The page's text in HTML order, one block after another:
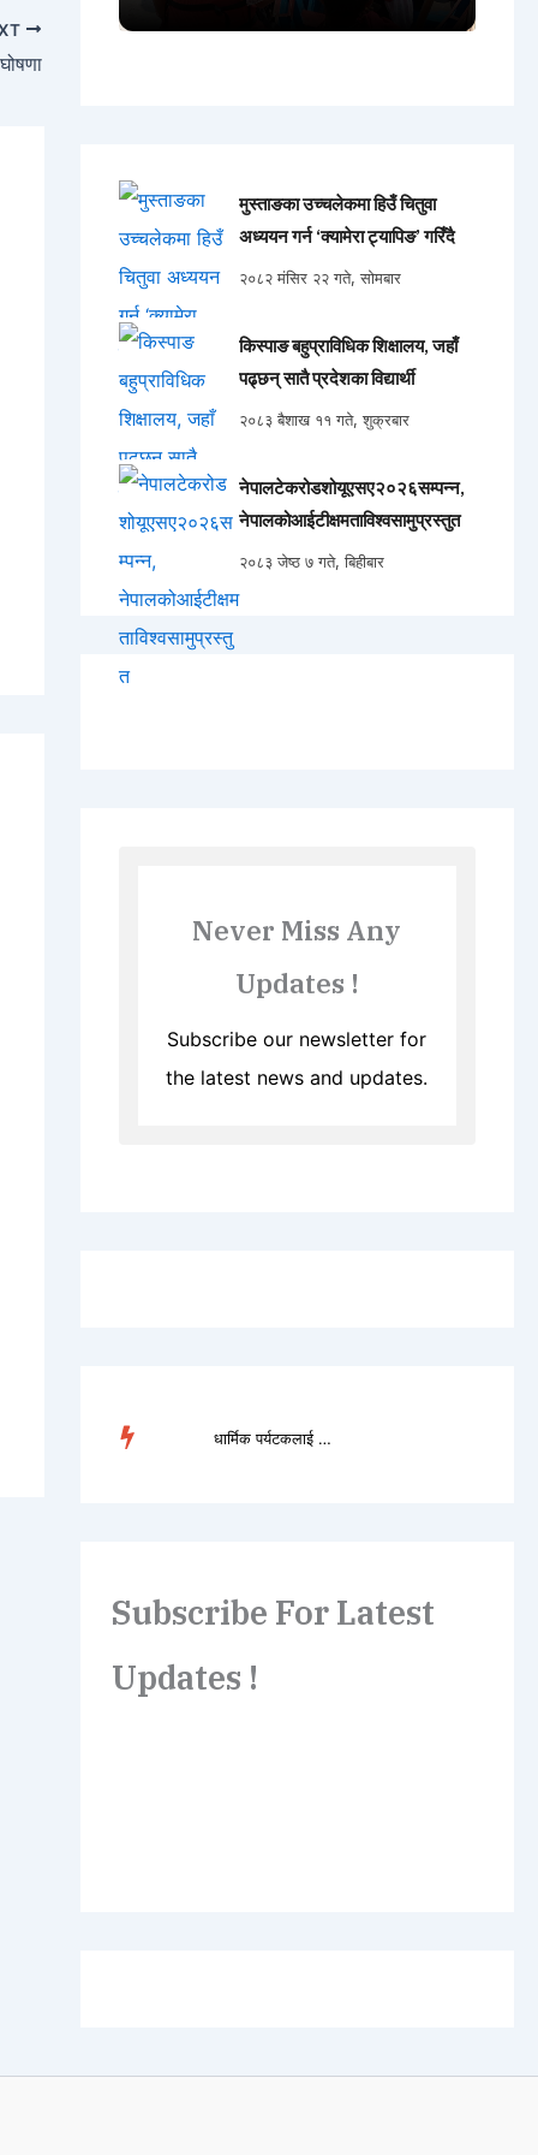
मुस्ताङका उच्चलेकमा हिउँ चितुवा
अध्ययन गर्न ‘क्यामेरा ट्यापिङ’ गरिँदै
२०८२ मंसिर २२ गते, सोमबार
किस्पाङ बहुप्राविधिक शिक्षालय, जहाँ
पढ्छन् सातै प्रदेशका विद्यार्थी
२०८३ बैशाख ११ गते, शुक्रबार
नेपालटेकरोडशोयूएसए२०२६सम्पन्न,
नेपालकोआईटीक्षमताविश्वसामुप्रस्तुत
२०८३ जेष्ठ ७ गते, बिहीबार
Never Miss Any
Updates !
Subscribe our newsletter for
the latest news and updates.
सुन्दरीजलमा बोलबम भक्�...
Subscribe For Latest
Updates !